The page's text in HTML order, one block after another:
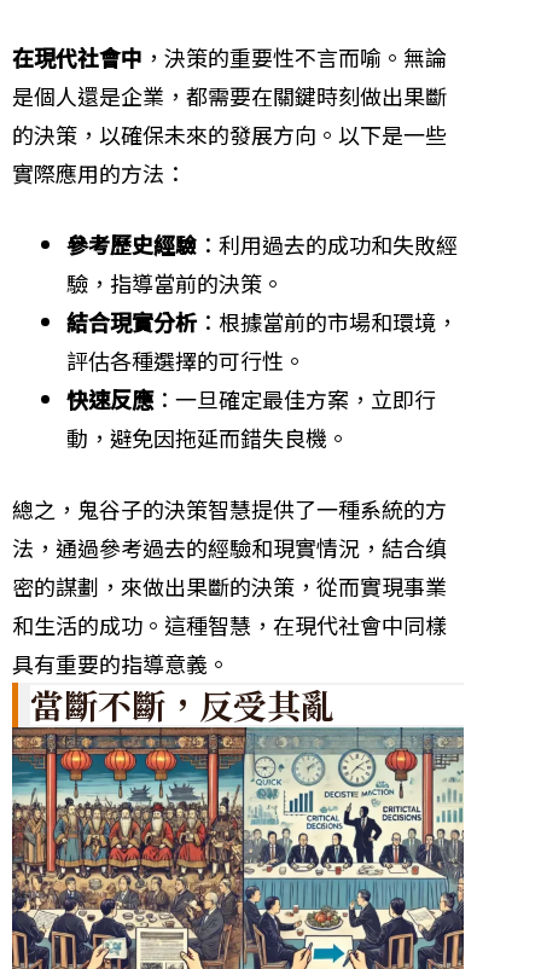
在現代社會中 ，決策的重要性不言而喻。無論
是個人還是企業，都需要在關鍵時刻做出果斷
的決策，以確保未來的發展方向。以下是一些
實際應用的方法：
參考歷史經驗 ：利用過去的成功和失敗經
驗，指導當前的決策。
結合現實分析：根據當前的市場和環境，
評估各種選擇的可行性。
快速反應：一旦確定最佳方案，立即行
動，避免因拖延而錯失良機。
總之，鬼谷子的決策智慧提供了一種系統的方
法，通過參考過去的經驗和現實情況，結合缜
密的謀劃，來做出果斷的決策，從而實現事業
和生活的成功。這種智慧，在現代社會中同樣
具有重要的指導意義。
當斷不斷，反受其亂